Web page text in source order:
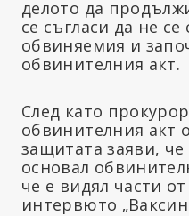
делото да
се съгласи да не
обвиняемия и
обвинителния акт.
След като
обвинителния акт
защитата заяви,
основал
че е видял части
интервюто